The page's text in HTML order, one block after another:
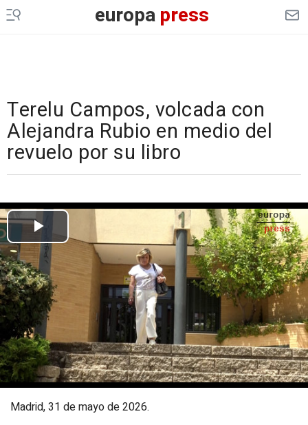
europapress
Terelu Campos, volcada con
Alejandra Rubio en medio del
revuelo por su libro
Madrid, 31 de mayo de 2026.